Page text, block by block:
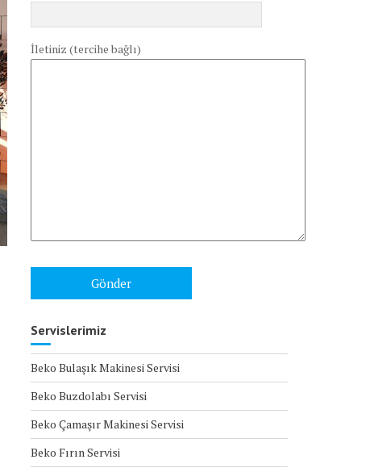
İletiniz (tercihe bağlı)
Servislerimiz
Beko Bulaşık Makinesi Servisi
Beko Buzdolabı Servisi
Beko Çamaşır Makinesi Servisi
Beko Fırın Servisi